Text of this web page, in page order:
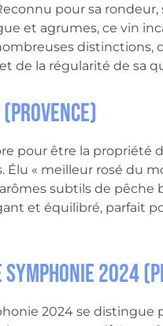
pour sa
et agrumes, ce vin
distinctions,
de la régularité de sa
pour être la propriété
« meilleur rosé du
subtils de pêche
et équilibré, parfait
2024
2024 se distingue